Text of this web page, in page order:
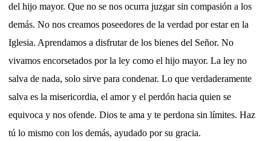
del hijo mayor. Que no se nos ocurra juzgar sin compasión a los
demás. No nos creamos poseedores de la verdad por estar en la
Iglesia. Aprendamos a disfrutar de los bienes del Señor. No
vivamos encorsetados por la ley como el hijo mayor. La ley no
salva de nada, solo sirve para condenar. Lo que verdaderamente
salva es la misericordia, el amor y el perdón hacia quien se
equivoca y nos ofende. Dios te ama y te perdona sin límites. Haz
tú lo mismo con los demás, ayudado por su gracia.